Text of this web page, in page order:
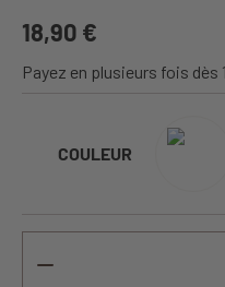
18,90 €
Payez en plusieurs fois dès
COULEUR